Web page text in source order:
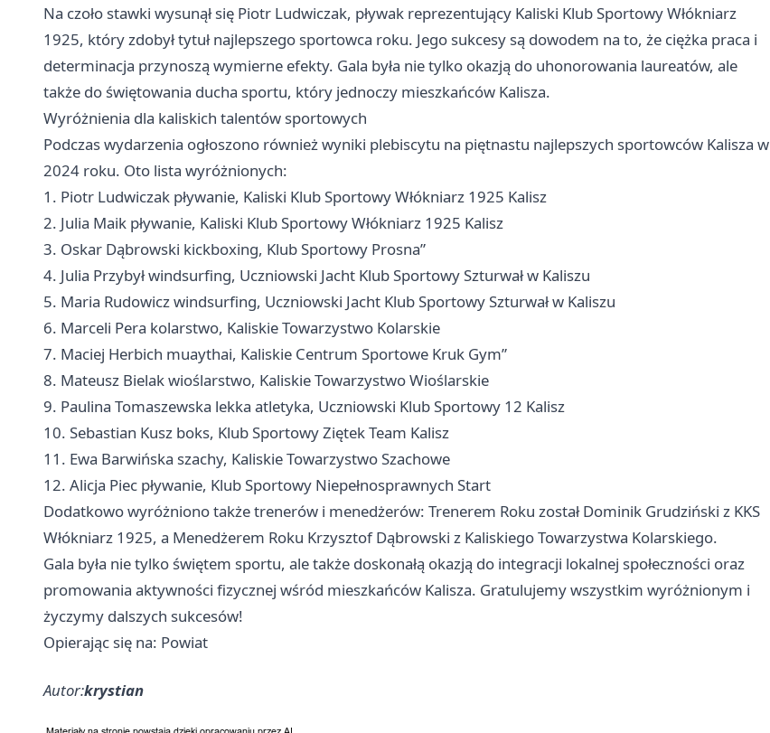
Na czoło stawki wysunął się Piotr Ludwiczak, pływak reprezentujący Kaliski Klub Sportowy Włókniarz
1925, który zdobył tytuł najlepszego sportowca roku. Jego sukcesy są dowodem na to, że ciężka praca i
determinacja przynoszą wymierne efekty. Gala była nie tylko okazją do uhonorowania laureatów, ale
także do świętowania ducha sportu, który jednoczy mieszkańców Kalisza.
Wyróżnienia dla kaliskich talentów sportowych
Podczas wydarzenia ogłoszono również wyniki plebiscytu na piętnastu najlepszych sportowców Kalisza w
2024 roku. Oto lista wyróżnionych:
1. Piotr Ludwiczak pływanie, Kaliski Klub Sportowy Włókniarz 1925 Kalisz
2. Julia Maik pływanie, Kaliski Klub Sportowy Włókniarz 1925 Kalisz
3. Oskar Dąbrowski kickboxing, Klub Sportowy Prosna”
4. Julia Przybył windsurfing, Uczniowski Jacht Klub Sportowy Szturwał w Kaliszu
5. Maria Rudowicz windsurfing, Uczniowski Jacht Klub Sportowy Szturwał w Kaliszu
6. Marceli Pera kolarstwo, Kaliskie Towarzystwo Kolarskie
7. Maciej Herbich muaythai, Kaliskie Centrum Sportowe Kruk Gym”
8. Mateusz Bielak wioślarstwo, Kaliskie Towarzystwo Wioślarskie
9. Paulina Tomaszewska lekka atletyka, Uczniowski Klub Sportowy 12 Kalisz
10. Sebastian Kusz boks, Klub Sportowy Ziętek Team Kalisz
11. Ewa Barwińska szachy, Kaliskie Towarzystwo Szachowe
12. Alicja Piec pływanie, Klub Sportowy Niepełnosprawnych Start
Dodatkowo wyróżniono także trenerów i menedżerów: Trenerem Roku został Dominik Grudziński z KKS
Włókniarz 1925, a Menedżerem Roku Krzysztof Dąbrowski z Kaliskiego Towarzystwa Kolarskiego.
Gala była nie tylko świętem sportu, ale także doskonałą okazją do integracji lokalnej społeczności oraz
promowania aktywności fizycznej wśród mieszkańców Kalisza. Gratulujemy wszystkim wyróżnionym i
życzymy dalszych sukcesów!
Opierając się na: Powiat
Autor:krystian